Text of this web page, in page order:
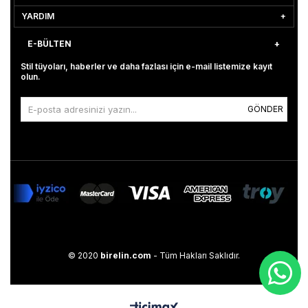
YARDIM
E-BÜLTEN
Stil tüyoları, haberler ve daha fazlası için e-mail listemize kayıt
olun.
GÖNDER
© 2020 birelin.com - Tüm Hakları Saklıdır.